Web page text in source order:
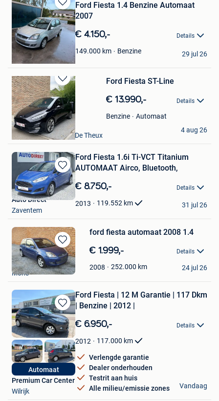
Bewaren
in
Mijn
Favorieten
Ford Fiesta 1.4 Benzine Automaat
2007
€ 4.150,- Details
149.000 km Benzine
Ibrahim
Gent
29 jul 26
Bewaren
in
Mijn
Favorieten
Ford Fiesta ST-Line
€ 13.990,- Details
Benzine
Automaat
Thibault
Spa + Partie De Sart, De Theux
4 aug 26
Bewaren
in
Mijn
Favorieten
Ford Fiesta 1.6i Ti-VCT Titanium
AUTOMAAT Airco, Bluetooth,
€ 8.750,- Details
2013 119.552 km
Auto Direct
Zaventem
31 jul 26
Bewaren
in
Mijn
Favorieten
ford fiesta automaat 2008 1.4
€ 1.999,- Details
2008 252.000 km
bmw
Mons
24 jul 26
Bewaren
in
Mijn
Favorieten
Automaat
Ford Fiesta | 12 M Garantie | 117 Dkm
| Benzine | 2012 |
€ 6.950,- Details
2012 117.000 km
Verlengde garantie
Dealer onderhouden
Testrit aan huis
Alle milieu/emissie zones
Premium Car Center
Wilrijk
Vandaag